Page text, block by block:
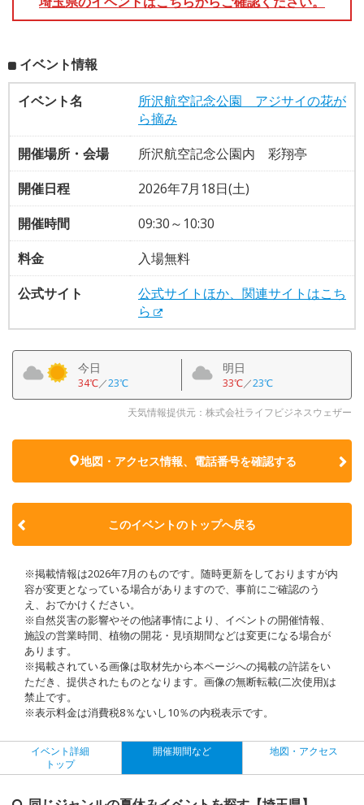
イベント情報
イベント名
所沢航空記念公園 アジサイの花が
ら摘み
開催場所・会場
所沢航空記念公園内 彩翔亭
開催日程
2026年7月18日(土)
開催時間
09:30～10:30
料金
入場無料
公式サイト
公式サイトほか、関連サイトはこち
ら
今日
34℃／23℃
明日
33℃／23℃
天気情報提供元：株式会社ライフビジネスウェザー
地図・アクセス情報、電話番号を確認する
このイベントのトップへ戻る
※掲載情報は2026年7月のものです。随時更新をしておりますが内
容が変更となっている場合がありますので、事前にご確認のう
え、おでかけください。
※自然災害の影響やその他諸事情により、イベントの開催情報、
施設の営業時間、植物の開花・見頃期間などは変更になる場合が
あります。
※掲載されている画像は取材先から本ページへの掲載の許諾をい
ただき、提供されたものとなります。画像の無断転載(二次使用)は
禁止です。
※表示料金は消費税8％ないし10％の内税表示です。
イベント詳細
トップ
開催期間など 地図・アクセス